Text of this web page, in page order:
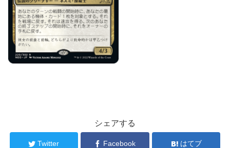
シェアする
Twitter Facebook はてブ